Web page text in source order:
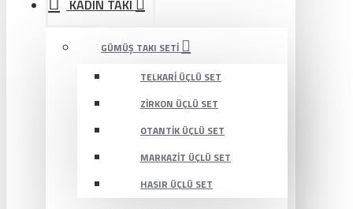
KADIN TAKI
GÜMÜŞ TAKI SETI
TELKARI ÜÇLÜ SET
ZIRKON ÜÇLÜ SET
OTANTIK ÜÇLÜ SET
MARKAZIT ÜÇLÜ SET
HASIR ÜÇLÜ SET